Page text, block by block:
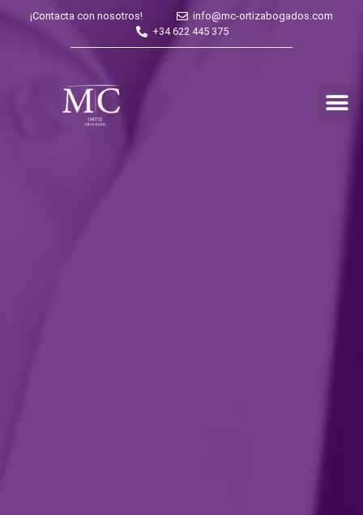
¡Contacta con nosotros!
info@mc-ortizabogados.com
+34 622 445 375